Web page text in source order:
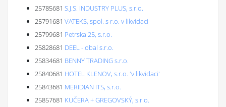
25785681 S.J.S. INDUSTRY PLUS, s.r.o.
25791681 VATEKS, spol. s r.o. v likvidaci
25799681 Petrska 25, s.r.o.
25828681 DEEL - obal s.r.o.
25834681 BENNY TRADING s.r.o.
25840681 HOTEL KLENOV, s.r.o. 'v likvidaci'
25843681 MERIDIAN ITS, s.r.o.
25857681 KUČERA + GREGOVSKÝ, s.r.o.